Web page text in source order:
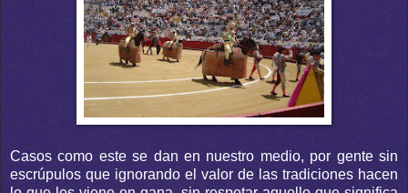
Casos como este se dan en nuestro medio, por gente sin
escrúpulos que ignorando el valor de las tradiciones hacen